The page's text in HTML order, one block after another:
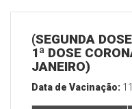
(SEGUNDA
1ª DOSE
JANEIRO)
Data de Vacinação: